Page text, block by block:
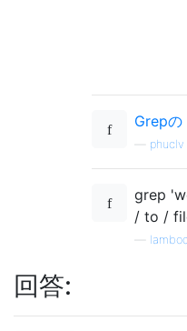
Grepの
phuclv
grep
/ to /
回答: